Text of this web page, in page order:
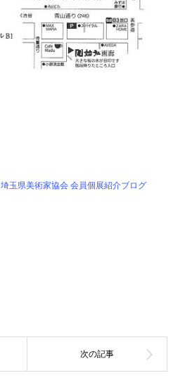
埼玉県美術家協会 会員個展紹介ブログ